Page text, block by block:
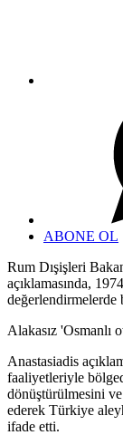
ABONE OL
Rum Dışişleri
açıklamasında,
değerlendirmelerde
Alakasız 'Osmanlı
Anastasiadis
faaliyetleriyle
dönüştürülmesini ve
ederek Türkiye
ifade etti.